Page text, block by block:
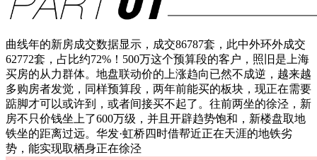
曲线年的新房成交数据显示，成交86787套，此中外环外成交
62772套，占比约72%！500万这个预算段的客户，照旧是上海
买房的从力群体。地盘联动价的上涨趋向已然不成逆，越来越
多购房者发觉，同样预算段，两年前能买的板块，现正在需要
踮脚才可以或许到，或者间接买不起了。往前两坐的徐泾，新
房不只价钱坐上了600万级，并且开辟趋势饱和，新楼盘取地
铁坐的距离过远。华发·虹桥四时借帮近正在天涯的地铁劣
势，能实现取栖身正在徐泾